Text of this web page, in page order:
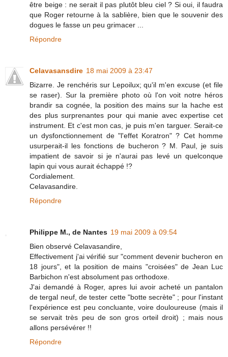
être beige : ne serait il pas plutôt bleu ciel ? Si oui, il faudra
que Roger retourne à la sablière, bien que le souvenir des
dogues le fasse un peu grimacer ...
Répondre
Celavasansdire 18 mai 2009 à 23:47
Bizarre. Je renchéris sur Lepoilux; qu'il m'en excuse (et file
se raser). Sur la première photo où l'on voit notre héros
brandir sa cognée, la position des mains sur la hache est
des plus surprenantes pour qui manie avec expertise cet
instrument. Et c'est mon cas, je puis m'en targuer. Serait-ce
un dysfonctionnement de "l'effet Koratron" ? Cet homme
usurperait-il les fonctions de bucheron ? M. Paul, je suis
impatient de savoir si je n'aurai pas levé un quelconque
lapin qui vous aurait échappé !?
Cordialement.
Celavasandire.
Répondre
Philippe M., de Nantes 19 mai 2009 à 09:54
Bien observé Celavasandire,
Effectivement j'ai vérifié sur "comment devenir bucheron en
18 jours", et la position de mains "croisées" de Jean Luc
Barbichon n'est absolument pas orthodoxe.
J'ai demandé à Roger, apres lui avoir acheté un pantalon
de tergal neuf, de tester cette "botte secrète" ; pour l'instant
l'expérience est peu concluante, voire douloureuse (mais il
se servait très peu de son gros orteil droit) ; mais nous
allons persévérer !!
Répondre